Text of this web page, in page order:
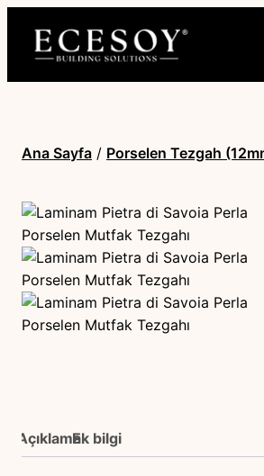
Ana Sayfa / Porselen Tezgah
AçıklamaEk bilgi